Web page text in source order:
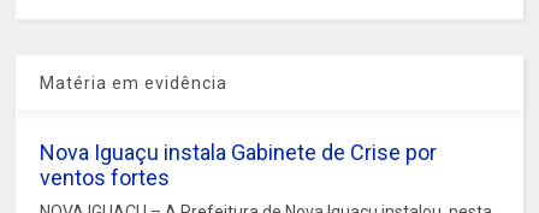
Matéria em evidência
Nova Iguaçu instala Gabinete de Crise por
ventos fortes